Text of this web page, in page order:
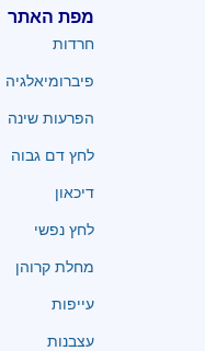
מפת האתר
חרדות
פיברומיאלגיה
הפרעות שינה
לחץ דם גבוה
דיכאון
לחץ נפשי
מחלת קרוהן
עייפות
עצבנות